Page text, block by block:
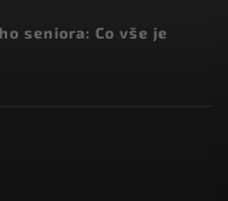
seniora: Co vše je